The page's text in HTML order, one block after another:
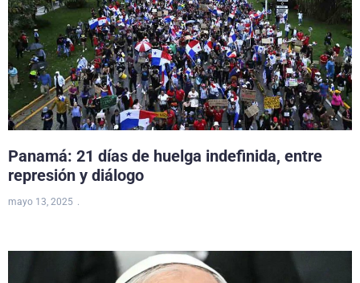
Panamá: 21 días de huelga indefinida, entre
represión y diálogo
mayo 13, 2025